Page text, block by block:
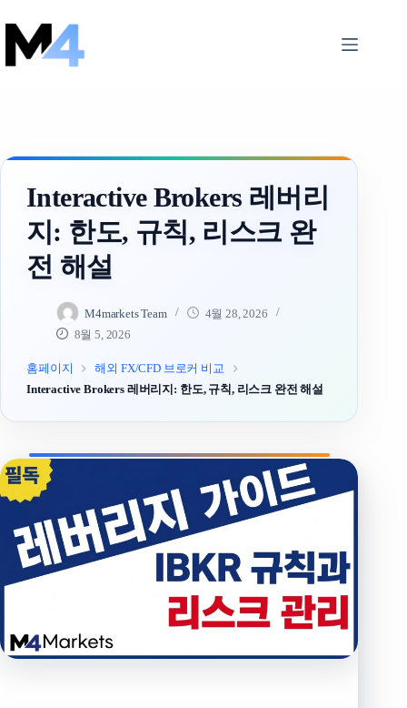
content
Interactive Brokers 레버리
지: 한도, 규칙, 리스크 완
전 해설
M4markets Team
4월 28, 2026
8월 5, 2026
홈페이지
해외 FX/CFD 브로커 비교
Interactive Brokers 레버리지: 한도, 규칙, 리스크 완전 해설